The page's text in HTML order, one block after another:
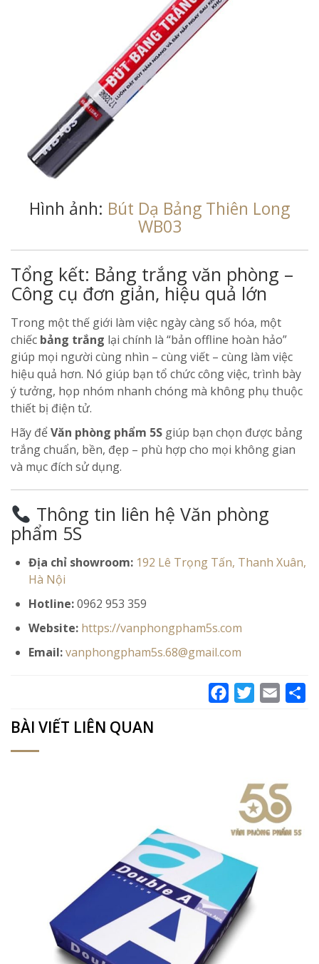
Hình ảnh: Bút Dạ Bảng Thiên Long
WB03
Tổng kết: Bảng trắng văn phòng –
Công cụ đơn giản, hiệu quả lớn
Trong một thế giới làm việc ngày càng số hóa, một
chiếc bảng trắng lại chính là “bản offline hoàn hảo”
giúp mọi người cùng nhìn – cùng viết – cùng làm việc
hiệu quả hơn. Nó giúp bạn tổ chức công việc, trình bày
ý tưởng, họp nhóm nhanh chóng mà không phụ thuộc
thiết bị điện tử.
Hãy đểVăn phòng phẩm 5S giúp bạn chọn được bảng
trắng chuẩn, bền, đẹp – phù hợp cho mọi không gian
và mục đích sử dụng.
Thông tin liên hệ Văn phòng
phẩm 5S
Địa chỉ showroom: 192 Lê Trọng Tấn, Thanh Xuân,
Hà Nội
Hotline:0962 953 359
Website: https://vanphongpham5s.com
Email:vanphongpham5s.68@gmail.com
FacebookTwitterEmail
BÀI VIẾT LIÊN QUAN